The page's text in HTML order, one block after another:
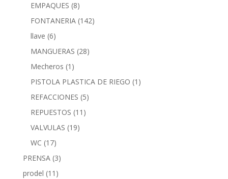
EMPAQUES (8)
FONTANERIA (142)
llave (6)
MANGUERAS (28)
Mecheros (1)
PISTOLA PLASTICA DE RIEGO (1)
REFACCIONES (5)
REPUESTOS (11)
VALVULAS (19)
WC (17)
PRENSA (3)
prodel (11)